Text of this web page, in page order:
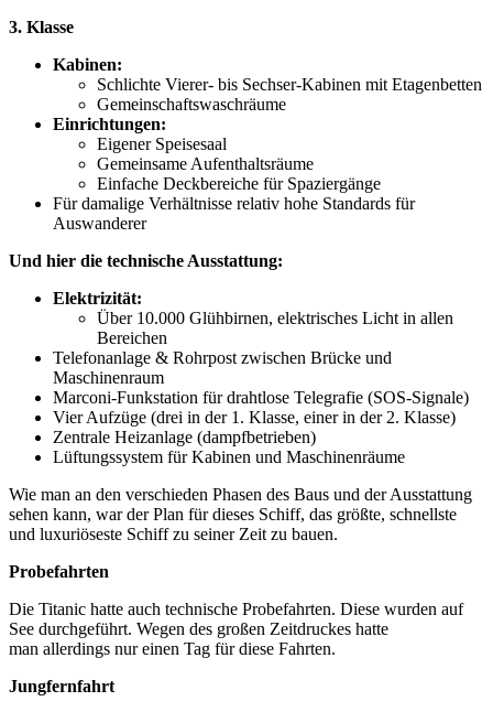
3. Klasse
Kabinen:
Schlichte Vierer- bis Sechser-Kabinen mit Etagenbetten
Gemeinschaftswaschräume
Einrichtungen:
Eigener Speisesaal
Gemeinsame Aufenthaltsräume
Einfache Deckbereiche für Spaziergänge
Für damalige Verhältnisse relativ hohe Standards für
Auswanderer
Und hier die technische Ausstattung:
Elektrizität:
Über 10.000 Glühbirnen, elektrisches Licht in allen
Bereichen
Telefonanlage & Rohrpost zwischen Brücke und
Maschinenraum
Marconi-Funkstation für drahtlose Telegrafie (SOS-Signale)
Vier Aufzüge (drei in der 1. Klasse, einer in der 2. Klasse)
Zentrale Heizanlage (dampfbetrieben)
Lüftungssystem für Kabinen und Maschinenräume
Wie man an den verschieden Phasen des Baus und der Ausstattung
sehen kann, war der Plan für dieses Schiff, das größte, schnellste
und luxuriöseste Schiff zu seiner Zeit zu bauen.
Probefahrten
Die Titanic hatte auch technische Probefahrten. Diese wurden auf
See durchgeführt. Wegen des großen Zeitdruckes hatte
man allerdings nur einen Tag für diese Fahrten.
Jungfernfahrt